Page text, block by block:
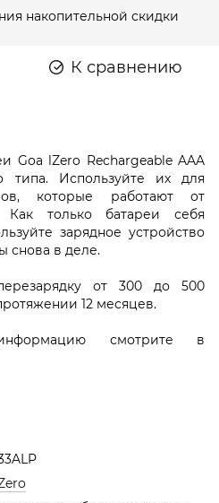
накопительной скидки
К сравнению
Goa lZero RechargeableAAA
типа. Используйте их для
которые работают от
Как только батареи себя
зарядное устройство
снова в деле.
от 300 до 500
12 месяцев.
смотрите в